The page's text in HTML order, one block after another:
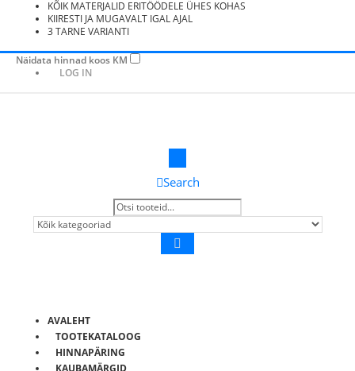
KÕIK MATERJALID ERITÖÖDELE ÜHES KOHAS
KIIRESTI JA MUGAVALT IGAL AJAL
3 TARNE VARIANTI
Näidata hinnad koos KM
LOG IN
Search
AVALEHT
TOOTEKATALOOG
HINNAPÄRING
KAUBAMÄRGID